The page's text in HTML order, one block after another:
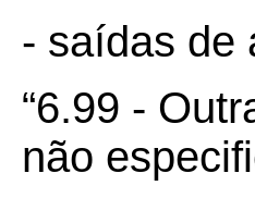
- saídas de
“6.99 -
não